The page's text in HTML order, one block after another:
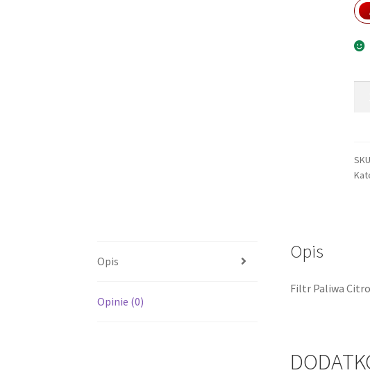
Opis
Opinie (0)
Opis
Filtr Paliwa